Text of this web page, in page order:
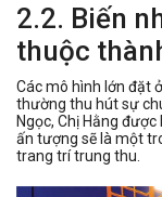
2.2. Biến
thuộc
Các mô hình lớn đặt
thường thu hút sự
Ngọc, Chị Hằng
ấn tượng sẽ là một
trang trí trung thu.